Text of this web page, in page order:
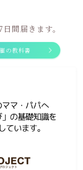
間届きます。
の教科書